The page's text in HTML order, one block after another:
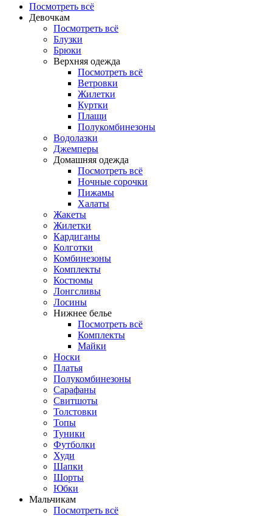
Посмотреть всё
Девочкам
Посмотреть всё
Блузки
Брюки
Верхняя одежда
Посмотреть всё
Ветровки
Жилетки
Куртки
Плащи
Полукомбинезоны
Водолазки
Джемперы
Домашняя одежда
Посмотреть всё
Ночные сорочки
Пижамы
Халаты
Жакеты
Жилетки
Кардиганы
Колготки
Комбинезоны
Комплекты
Костюмы
Лонгсливы
Лосины
Нижнее белье
Посмотреть всё
Комплекты
Майки
Носки
Платья
Полукомбинезоны
Сарафаны
Свитшоты
Толстовки
Топы
Туники
Футболки
Худи
Шапки
Шорты
Юбки
Мальчикам
Посмотреть всё